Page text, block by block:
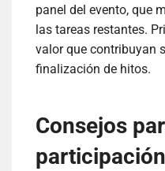
panel del evento, que
las tareas restantes.
valor que contribuyan
finalización de hitos.
Consejos
participación